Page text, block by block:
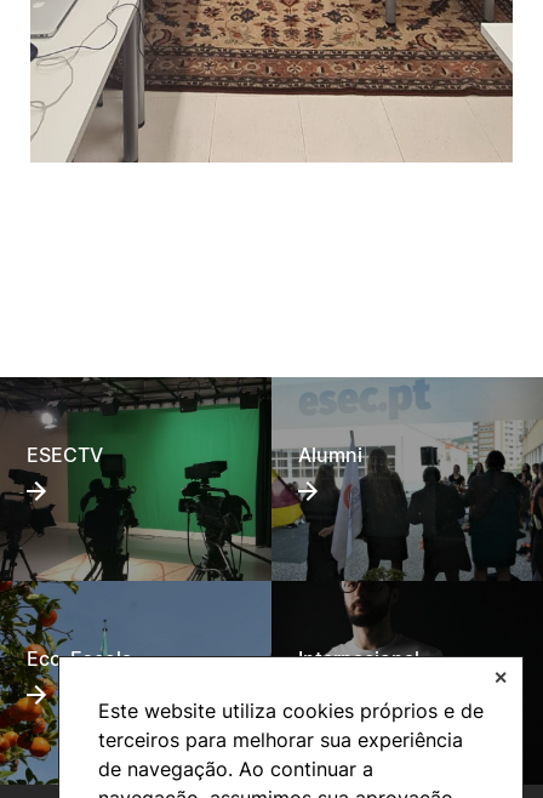
Este website utiliza cookies próprios e de
terceiros para melhorar sua experiência
de navegação. Ao continuar a
✕
ESECTV Alumni
Eco-Escola Internacional